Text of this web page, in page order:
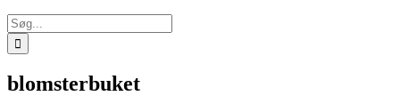
Søg
efter:
blomsterbuket